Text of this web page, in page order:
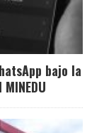
bajo la